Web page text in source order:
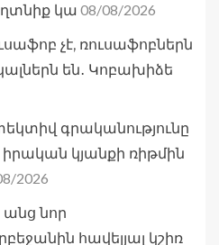
կա 08/08/2026
չէ, ռուսաֆոբներն
են․ Կոբախիձե
գրականությունը
իրական կյանքի ռիթմին
2026
նոր
հավելյալ կշիռ